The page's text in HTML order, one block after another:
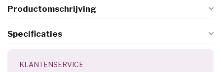
Productomschrijving
Specificaties
KLANTENSERVICE